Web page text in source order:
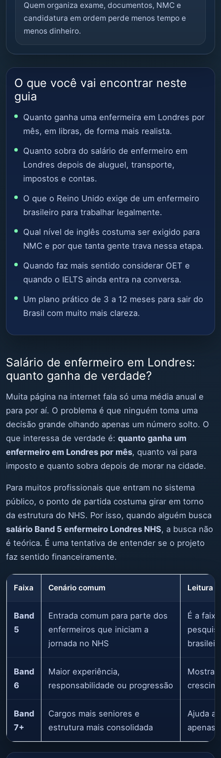
Quem organiza exame, documentos, NMC e
candidatura em ordem perde menos tempo e
menos dinheiro.
O que você vai encontrar neste
guia
Quanto ganha uma enfermeira em Londres por
mês, em libras, de forma mais realista.
Quanto sobra do salário de enfermeiro em
Londres depois de aluguel, transporte,
impostos e contas.
O que o Reino Unido exige de um enfermeiro
brasileiro para trabalhar legalmente.
Qual nível de inglês costuma ser exigido para
NMC e por que tanta gente trava nessa etapa.
Quando faz mais sentido considerar OET e
quando o IELTS ainda entra na conversa.
Um plano prático de 3 a 12 meses para sair do
Brasil com muito mais clareza.
Salário de enfermeiro em Londres:
quanto ganha de verdade?
Muita página na internet fala só uma média anual e
para por aí. O problema é que ninguém toma uma
decisão grande olhando apenas um número solto. O
que interessa de verdade é: quanto ganha um
enfermeiro em Londres por mês, quanto vai para
imposto e quanto sobra depois de morar na cidade.
Para muitos profissionais que entram no sistema
público, o ponto de partida costuma girar em torno
da estrutura do NHS. Por isso, quando alguém busca
salário Band 5 enfermeiro Londres NHS, a busca não
é teórica. É uma tentativa de entender se o projeto
faz sentido financeiramente.
Faixa Cenário comum Leitura
Band
5
Entrada comum para parte dos
enfermeiros que iniciam a
jornada no NHS
É a
Band
6
Maior experiência,
responsabilidade ou progressão
Mostra
Band
7+
Cargos mais seniores e
estrutura mais consolidada
Ajuda a
apenas